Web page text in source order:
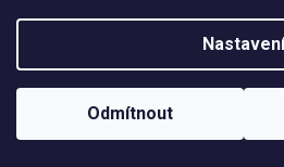
Nastavení
Odmítnout